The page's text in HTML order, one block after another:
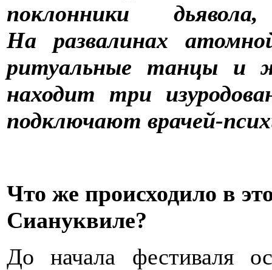
поклонники
На развалинах
ритуальные танцы и
находит три
подключают врачей-
Что же происходило в
Сиануквиле?
До начала фестиваля